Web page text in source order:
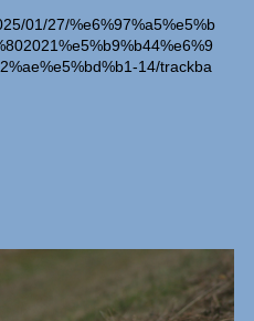
01/27/%e6%97%a5%e5%b
14/trackba